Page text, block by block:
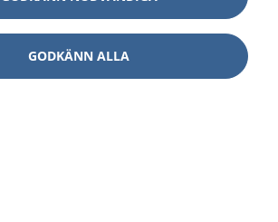
GODKÄNN ALLA